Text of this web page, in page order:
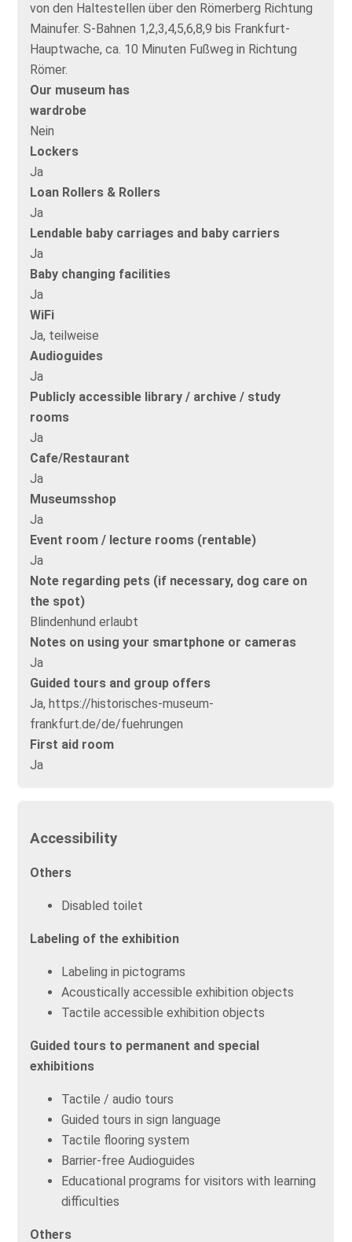
von den Haltestellen über den Römerberg Richtung
Mainufer. S-Bahnen 1,2,3,4,5,6,8,9 bis Frankfurt-
Hauptwache, ca. 10 Minuten Fußweg in Richtung
Römer.
Our museum has
wardrobe
Nein
Lockers
Ja
Loan Rollers & Rollers
Ja
Lendable baby carriages and baby carriers
Ja
Baby changing facilities
Ja
WiFi
Ja, teilweise
Audioguides
Ja
Publicly accessible library / archive / study
rooms
Ja
Cafe/Restaurant
Ja
Museumsshop
Ja
Event room / lecture rooms (rentable)
Ja
Note regarding pets (if necessary, dog care on
the spot)
Blindenhund erlaubt
Notes on using your smartphone or cameras
Ja
Guided tours and group offers
Ja, https://historisches-museum-
frankfurt.de/de/fuehrungen
First aid room
Ja
Accessibility
Others
Disabled toilet
Labeling of the exhibition
Labeling in pictograms
Acoustically accessible exhibition objects
Tactile accessible exhibition objects
Guided tours to permanent and special
exhibitions
Tactile / audio tours
Guided tours in sign language
Tactile flooring system
Barrier-free Audioguides
Educational programs for visitors with learning
difficulties
Others